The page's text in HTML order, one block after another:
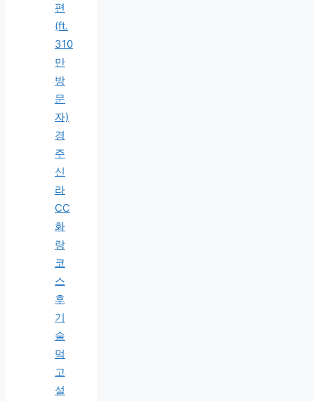
편
(ft.
310
만
방
문
자)
경
주
신
라
CC
화
랑
코
스
후
기
술
먹
고
설